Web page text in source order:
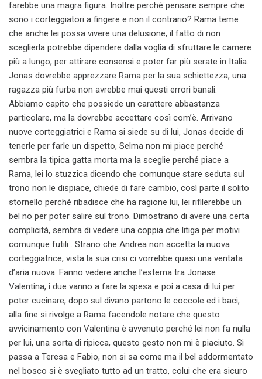
farebbe una magra figura. Inoltre perché pensare sempre che
sono i corteggiatori a fingere e non il contrario? Rama teme
che anche lei possa vivere una delusione, il fatto di non
sceglierla potrebbe dipendere dalla voglia di sfruttare le camere
più a lungo, per attirare consensi e poter far più serate in Italia.
Jonas dovrebbe apprezzare Rama per la sua schiettezza, una
ragazza più furba non avrebbe mai questi errori banali.
Abbiamo capito che possiede un carattere abbastanza
particolare, ma la dovrebbe accettare così com’è. Arrivano
nuove corteggiatrici e Rama si siede su di lui, Jonas decide di
tenerle per farle un dispetto, Selma non mi piace perché
sembra la tipica gatta morta ma la sceglie perché piace a
Rama, lei lo stuzzica dicendo che comunque stare seduta sul
trono non le dispiace, chiede di fare cambio, così parte il solito
stornello perché ribadisce che ha ragione lui, lei rifilerebbe un
bel no per poter salire sul trono. Dimostrano di avere una certa
complicità, sembra di vedere una coppia che litiga per motivi
comunque futili . Strano che Andrea non accetta la nuova
corteggiatrice, vista la sua crisi ci vorrebbe quasi una ventata
d’aria nuova. Fanno vedere anche l’esterna tra Jonase
Valentina, i due vanno a fare la spesa e poi a casa di lui per
poter cucinare, dopo sul divano partono le coccole ed i baci,
alla fine si rivolge a Rama facendole notare che questo
avvicinamento con Valentina è avvenuto perché lei non fa nulla
per lui, una sorta di ripicca, questo gesto non mi è piaciuto. Si
passa a Teresa e Fabio, non si sa come ma il bel addormentato
nel bosco si è svegliato tutto ad un tratto, colui che era sicuro